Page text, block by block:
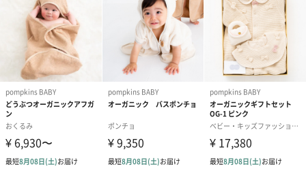
※オプションは有料になります。
※画像はイメージです。
pompkins BABY
ブランドのシンボル「新芽と若葉」には、赤ちゃんの誕生をお祝
いし、健やかな成長を願う気持ちを込めています。 「楽しくて か
わいくて 心地よい」赤ちゃんがなかなか手放してくれないよう